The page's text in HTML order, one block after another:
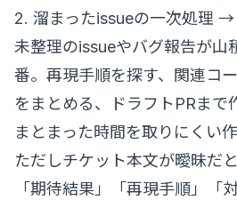
2. 溜まったissueの一次処理
未整理のissueやバグ報告が山
番。再現手順を探す、関連コ
をまとめる、ドラフトPRま
まとまった時間を取りにくい作
ただしチケット本文が曖昧だ
「期待結果」「再現手順」「